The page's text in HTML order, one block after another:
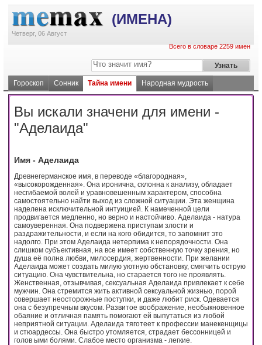
(ИМЕНА)
Четверг, 06 Август
Всего в словаре 2259 имен
Гороскоп Сонник Тайна имени Народная мудрость
Вы искали значени для имени -
"Аделаида"
Имя - Аделаида
Древнегерманское имя, в переводе «благородная»,
«высокорожденная». Она иронична, склонна к анализу, обладает
несгибаемой волей и уравновешенным характером, способна
самостоятельно найти выход из сложной ситуации. Эта женщина
наделена исключительной интуицией. К намеченной цели
продвигается медленно, но верно и настойчиво. Аделаида - натура
самоуверенная. Она подвержена приступам злости и
раздражительности, и если на кого обидится, то запомнит это
надолго. При этом Аделаида нетерпима к непорядочности. Она
слишком субъективная, на все имеет собственную точку зрения, но
душа её полна любви, милосердия, жертвенности. При желании
Аделаида может создать милую уютную обстановку, смягчить острую
ситуацию. Она чувствительна, но старается того не проявлять.
Женственная, отзывчивая, сексуальная Аделаида привлекает к себе
мужчин. Она стремится жить активной сексуальной жизнью, порой
совершает неосторожные поступки, и даже любит риск. Одевается
она с безупречным вкусом. Развитое воображение, необыкновенное
обаяние и отличная память помогают ей выпутаться из любой
неприятной ситуации. Аделаида тяготеет к профессии манекенщицы
и стюардессы. Она быстро утомляется, страдает бессонницей и
голов ыми болями. Слабое место организма - легкие.